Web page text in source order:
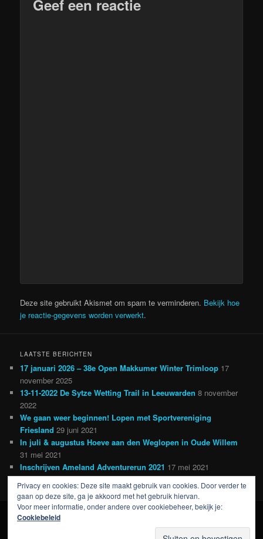
Geef een reactie
Deze site gebruikt Akismet om spam te verminderen. Bekijk hoe
je reactie-gegevens worden verwerkt.
LAATSTE BERICHTEN
17 januari 2026 – 38e Open Makkumer Winter Trimloop 17
november 2025
13-11-2022 De Sytze Wetting Trail in Leeuwarden 8 november
2022
We gaan weer beginnen! Lopen met Sportvereniging
Friesland 29 juni 2021
In juli & augustus Hoeve aan den Weglopen in Oude Willem
31 mei 2021
Inschrijven Ameland Adventurerun 2021 17 mei 2021
Ondersteund door WordPress
Privacy en cookies: Deze site maakt gebruik van cookies. Door verder te
gaan op deze site, ga je akkoord met het gebruik hiervan.
Voor meer informatie, onder andere over cookiebeheer, bekijk je:
Cookiebeleid